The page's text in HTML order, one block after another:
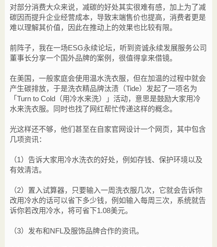
对部分消费大众来说，减碳的好处其实很难有感，加上为了减
碳因而提升企业经营成本，导致末端售价也提高，消费者更是
难以理解其价值，因此在推动上的效果也比较有限。
前阵子，我在一场ESG永续论坛，听到资诚永续发展服务公司
董事长分享一个国外品牌的案例，很值得拿来借镜。
在美国，一般家庭会使用温水洗衣服，但在加温的过程中就会
产生碳排放，于是洗衣精品牌汰渍（Tide）发起了一项名为
「Turn to Cold（用冷水来洗）」活动，意思是鼓励大家用冷
水来洗衣服。同时也找了网红帮忙传递这样的概念。
光这样还不够，他们甚至在自家官网设计一个网页，其中包含
几项资讯：
（1）告诉大家用冷水洗衣的好处，例如存钱、保护环境以及
有效清洁。
（2）置入试算器，只要输入一周洗衣服几次，它就会告诉你
改用冷水的话可以省下多少钱，例如输入每周三次，系统就告
诉你若改用冷水，将可省下1.08美元。
（3）发布和NFL及服饰品牌合作的资讯。